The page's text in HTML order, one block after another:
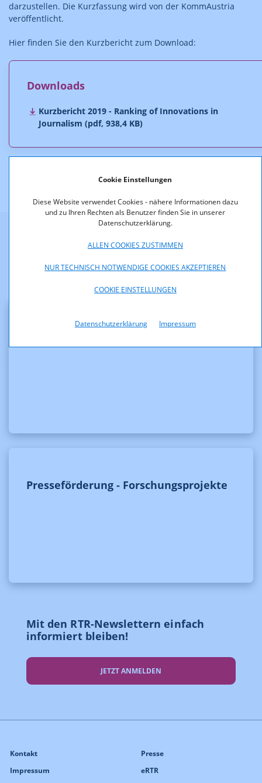
Cookie Einstellungen
Diese Website verwendet Cookies - nähere Informationen dazu
und zu Ihren Rechten als Benutzer finden Sie in unserer
Datenschutzerklärung.
ALLEN COOKIES ZUSTIMMEN
NUR TECHNISCH NOTWENDIGE COOKIES AKZEPTIEREN
COOKIE EINSTELLUNGEN
Datenschutzerklärung Impressum
darzustellen. Die Kurzfassung wird von der KommAustria
veröffentlicht.
Hier finden Sie den Kurzbericht zum Download:
Downloads
Kurzbericht 2019 - Ranking of Innovations in
Journalism (pdf, 938,4 KB)
Weitere Informationen
Presseförderung - Forschungsprojekte
Mit den RTR-Newslettern einfach
informiert bleiben!
JETZT ANMELDEN
Kontakt
Impressum
Presse
eRTR